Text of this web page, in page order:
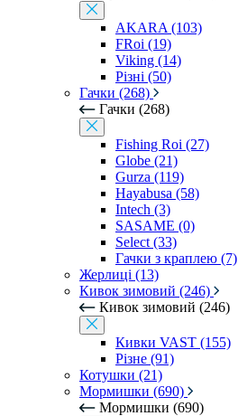
AKARA (103)
FRoi (19)
Viking (14)
Різні (50)
Гачки (268)
Гачки (268)
Fishing Roi (27)
Globe (21)
Gurza (119)
Hayabusa (58)
Intech (3)
SASAME (0)
Select (33)
Гачки з краплею (7)
Жерлиці (13)
Кивок зимовий (246)
Кивок зимовий (246)
Кивки VAST (155)
Різне (91)
Котушки (21)
Мормишки (690)
Мормишки (690)